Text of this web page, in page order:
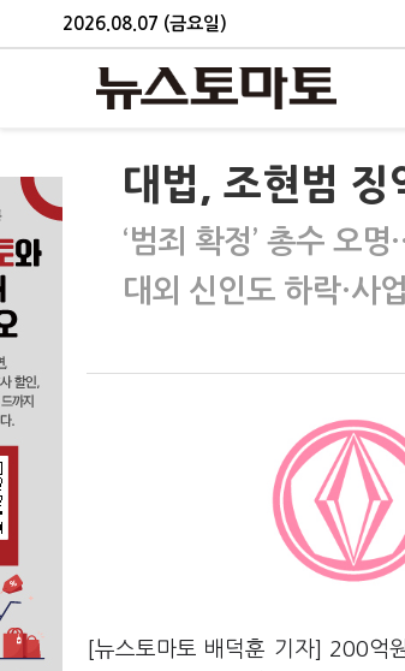
2026.08.07 (금요일)
대법, 조현범 징
‘범죄 확정’ 총수 오
대외 신인도 하락·사
[뉴스토마토 배덕훈 기자] 200억